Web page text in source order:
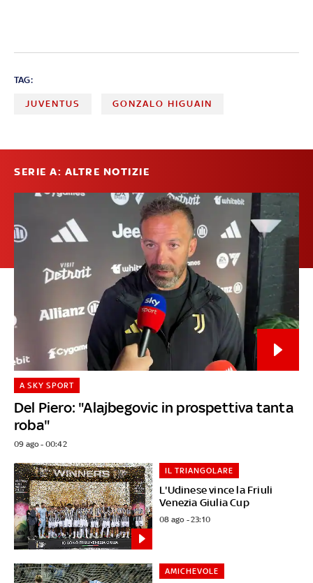
TAG:
JUVENTUS GONZALO HIGUAIN
SERIE A: ALTRE NOTIZIE
Del Piero: "Alajbegovic in prospettiva tanta
roba"
A SKY SPORT
09 ago - 00:42
L'Udinese vince la Friuli
Venezia Giulia Cup
IL TRIANGOLARE
08 ago - 23:10
AMICHEVOLE